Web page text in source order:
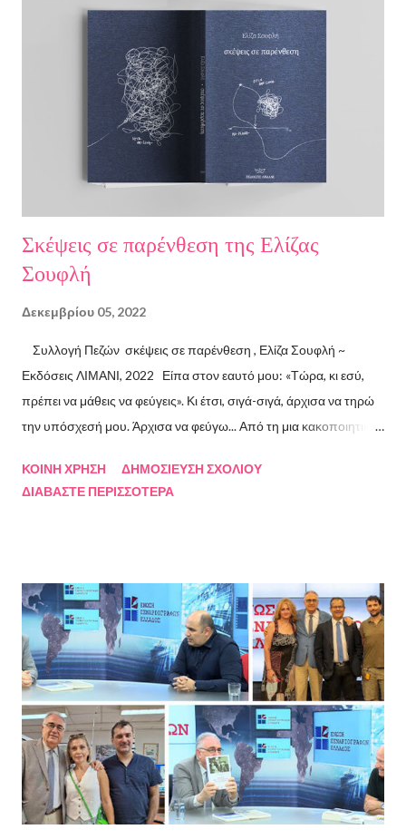
Σκέψεις σε παρένθεση της Ελίζας
Σουφλή
Δεκεμβρίου 05, 2022
Συλλογή Πεζών σκέψεις σε παρένθεση , Ελίζα Σουφλή ~
Εκδόσεις ΛΙΜΑΝΙ, 2022 Είπα στον εαυτό μου: «Τώρα, κι εσύ,
πρέπει να μάθεις να φεύγεις». Κι έτσι, σιγά-σιγά, άρχισα να τηρώ
την υπόσχεσή μου. Άρχισα να φεύγω... Από τη μια κακοποιητική
συμβάσεις ασύμβατες με το εγώ μου, από ταμπέλες που
Σχετικά με την συγγραφέα Η Ελίζα Σουφλή γεννήθηκε το 1989 και
μεγάλωσε στον Πειραιά. Αποφοίτησε από το Τμήμα Νομικής του
Αριστοτελείου Πανεπιστημίου Θεσσαλονίκης. Έχει κάνει επίσης
σπουδές στη μουσική, την ιστορία της τέχνης και τη φιλολογία
στην Ελλάδα και το εξωτερικό. Από το 2008 ασχολείται με την
πολιτιστική δημοσιογραφία και διατηρεί τον πολιτιστικό ιστότοπο
ART.harbour. Έζησε κα...
ΚΟΙΝΉ ΧΡΉΣΗ
ΔΗΜΟΣΊΕΥΣΗ ΣΧΟΛΊΟΥ
ΔΙΑΒΆΣΤΕ ΠΕΡΙΣΣΌΤΕΡΑ